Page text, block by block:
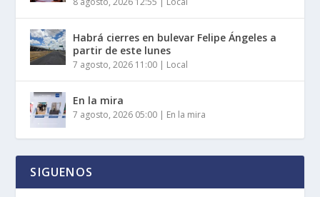
Habrá cierres en bulevar Felipe Ángeles a
partir de este lunes
7 agosto, 2026 11:00 | Local
En la mira
7 agosto, 2026 05:00 | En la mira
SIGUENOS